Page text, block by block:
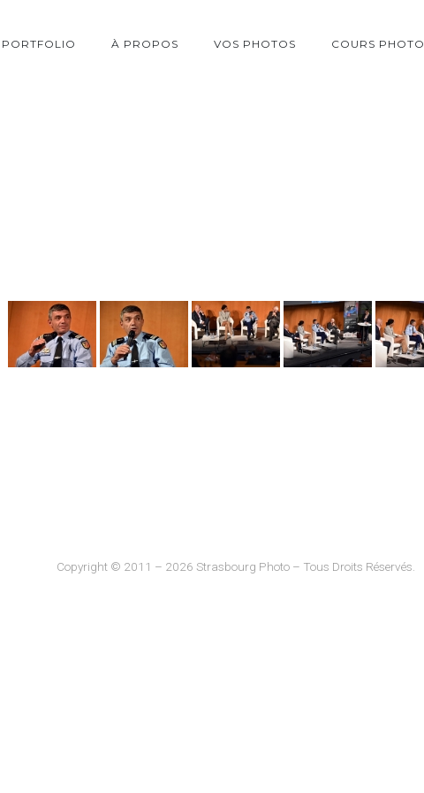
PORTFOLIO À PROPOS VOS PHOTOS COURS PHOTO
Copyright © 2011 – 2026 Strasbourg Photo – Tous Droits Réservés.